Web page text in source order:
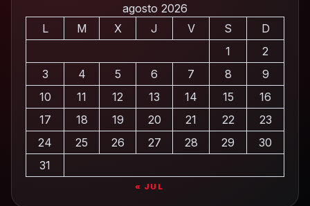
agosto 2026
L
M X J V S
D
1
2
3
4 5 6 7 8
9
10
11 12 13 14 15
16
17
18 19 20 21 22
23
24
25 26 27 28 29
30
31
« JUL